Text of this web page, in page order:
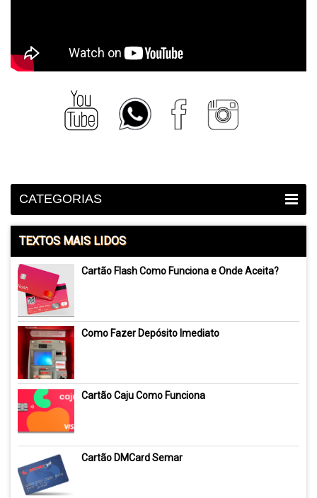
CATEGORIAS
TEXTOS MAIS LIDOS
Cartão Flash Como Funciona e Onde Aceita?
Como Fazer Depósito Imediato
Cartão Caju Como Funciona
Cartão DMCard Semar